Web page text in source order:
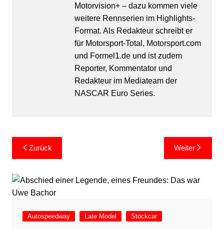
Motorvision+ – dazu kommen viele
weitere Rennserien im Highlights-
Format. Als Redakteur schreibt er
für Motorsport-Total, Motorsport.com
und Formel1.de und ist zudem
Reporter, Kommentator und
Redakteur im Mediateam der
NASCAR Euro Series.
Beitragsnavigation
Zurück Weiter
Autospeedway Late Model Stockcar